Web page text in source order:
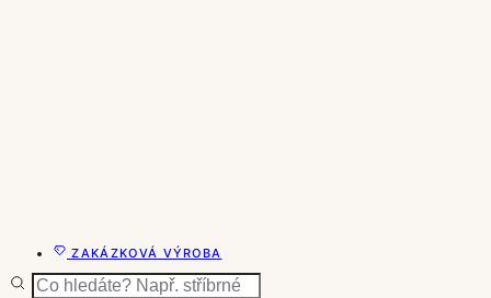
ZAKÁZKOVÁ VÝROBA